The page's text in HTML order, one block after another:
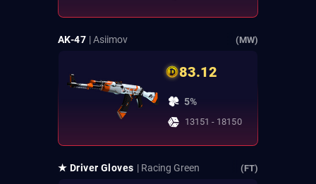
AK-47 | Asiimov (MW)
83.12
5%
13151 - 18150
★ Driver Gloves | Racing Green (FT)